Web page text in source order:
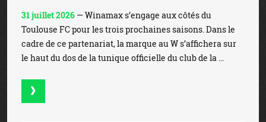
31 juillet 2026 — Winamax s’engage aux côtés du
Toulouse FC pour les trois prochaines saisons. Dans le
cadre de ce partenariat, la marque au W s’affichera sur
le haut du dos de la tunique officielle du club de la ...